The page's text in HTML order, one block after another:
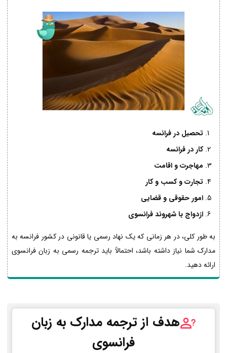
تحصیل در فرانسه
کار در فرانسه
مهاجرت و اقامت
تجارت و کسب و کار
امور حقوقی و قضایی
ازدواج با شهروند فرانسوی
به طور کلی، در هر زمانی که یک نهاد رسمی یا قانونی در کشور فرانسه به
مدارک شما نیاز داشته باشد، احتمالاً باید ترجمه رسمی به زبان فرانسوی
ارائه دهید.
هدف از ترجمه مدارک به زبان
فرانسوی